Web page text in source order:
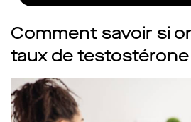
Comment savoir si
taux de